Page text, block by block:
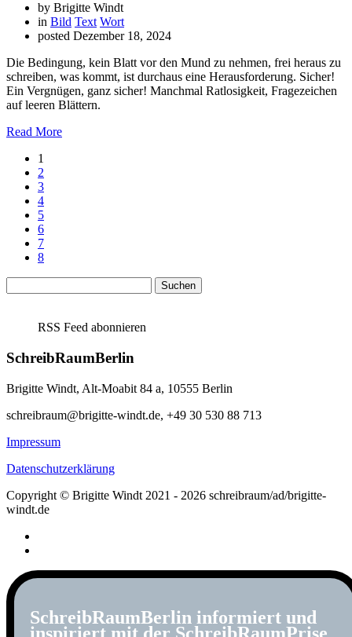
by Brigitte Windt
in Bild Text Wort
posted Dezember 18, 2024
Die Bedingung, kein Blatt vor den Mund zu nehmen, frei heraus zu
schreiben, was kommt, ist durchaus eine Herausforderung. Sicher!
Ein Vergnügen, ganz sicher! Manchmal Ratlosigkeit, Fragezeichen
auf leeren Blättern.
Read More
1
2
3
4
5
6
7
8
nach:
RSS Feed abonnieren
SchreibRaumBerlin
Brigitte Windt, Alt-Moabit 84 a, 10555 Berlin
schreibraum@brigitte-windt.de, +49 30 530 88 713
Impressum
Datenschutzerklärung
Copyright © Brigitte Windt 2021 - 2026 schreibraum/ad/brigitte-
windt.de
SchreibRaumBerlin informiert und
inspiriert mit der SchreibRaumPrise